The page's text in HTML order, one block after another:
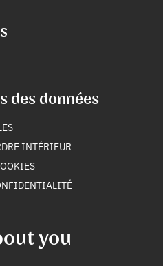
you
des données
INTÉRIEUR